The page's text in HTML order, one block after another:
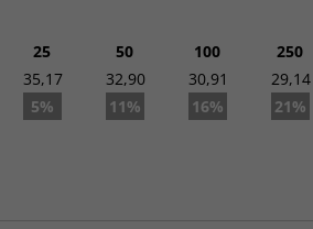
Ca. 2 uger med logo fra godkendt ordre.
25
35,17
5%
50
32,90
11%
100
30,91
16%
250
29,14
21%